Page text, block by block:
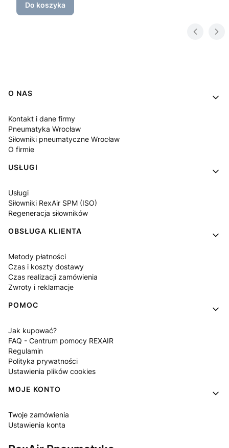
Do koszyka
Linki w stopce
O NAS
Kontakt i dane firmy
Pneumatyka Wrocław
Siłowniki pneumatyczne Wrocław
O firmie
USŁUGI
Usługi
Siłowniki RexAir SPM (ISO)
Regeneracja siłowników
OBSŁUGA KLIENTA
Metody płatności
Czas i koszty dostawy
Czas realizacji zamówienia
Zwroty i reklamacje
POMOC
Jak kupować?
FAQ - Centrum pomocy REXAIR
Regulamin
Polityka prywatności
Ustawienia plików cookies
MOJE KONTO
Twoje zamówienia
Ustawienia konta